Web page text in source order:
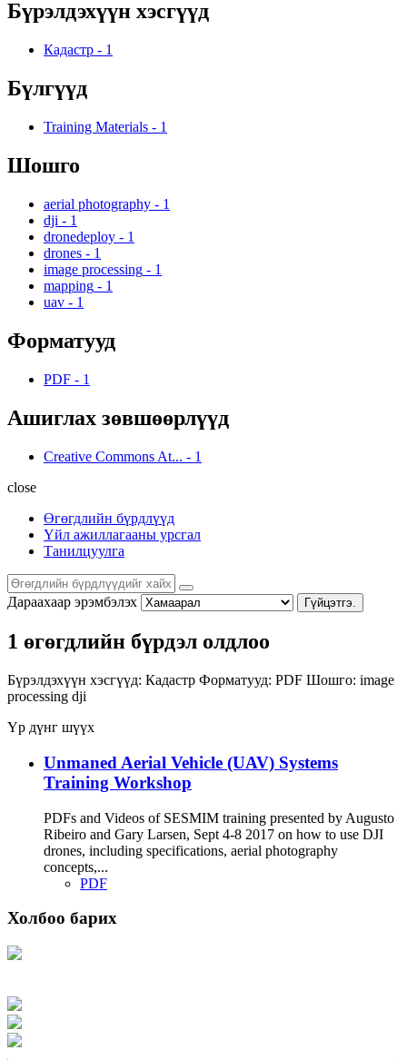
Бүрэлдэхүүн хэсгүүд
Кадастр - 1
Бүлгүүд
Training Materials - 1
Шошго
aerial photography - 1
dji - 1
dronedeploy - 1
drones - 1
image processing - 1
mapping - 1
uav - 1
Форматууд
PDF - 1
Ашиглах зөвшөөрлүүд
Creative Commons At... - 1
close
Өгөгдлийн бүрдлүүд
Үйл ажиллагааны урсгал
Танилцуулга
Дараахаар эрэмбэлэх Гүйцэтгэ.
1 өгөгдлийн бүрдэл олдлоо
Бүрэлдэхүүн хэсгүүд: Кадастр Форматууд: PDF Шошго: image
processing dji
Үр дүнг шүүх
Unmaned Aerial Vehicle (UAV) Systems
Training Workshop
PDFs and Videos of SESMIM training presented by Augusto
Ribeiro and Gary Larsen, Sept 4-8 2017 on how to use DJI
drones, including specifications, aerial photography
concepts,...
PDF
Холбоо барих